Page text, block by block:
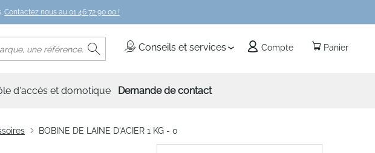
Contactez nous au 01 46 72 90 00 !
Panier
Conseils et services Compte
Rechercher
d'accès et domotique Demande de contact
BOBINE DE LAINE D'ACIER 1 KG - 0